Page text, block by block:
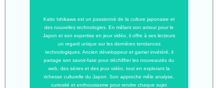
Kaito Ishikawa est un passionné de la culture japonaise et
des nouvelles technologies. En mêlant son amour pour le
Japon et son expertise en jeux vidéo, il offre à ses lecteurs
un regard unique sur les dernières tendances
technologiques. Ancien développeur et gamer invétéré, il
partage son savoir-faire pour déchiffrer les nouveautés du
web, des séries et des jeux vidéo, tout en explorant la
richesse culturelle du Japon. Son approche mêle analyse,
curiosité et enthousiasme pour rendre chaque sujet